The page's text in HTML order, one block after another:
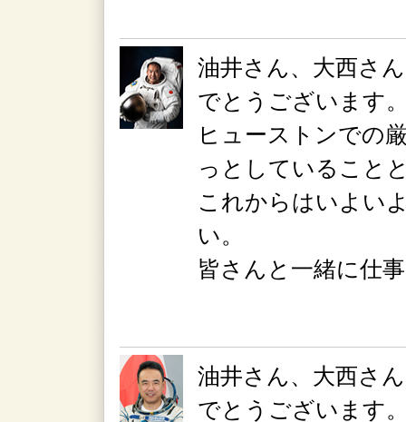
油井さん、大西さ
でとうございます
ヒューストンでの
っとしていること
これからはいよい
い。
皆さんと一緒に仕
油井さん、大西さ
でとうございます